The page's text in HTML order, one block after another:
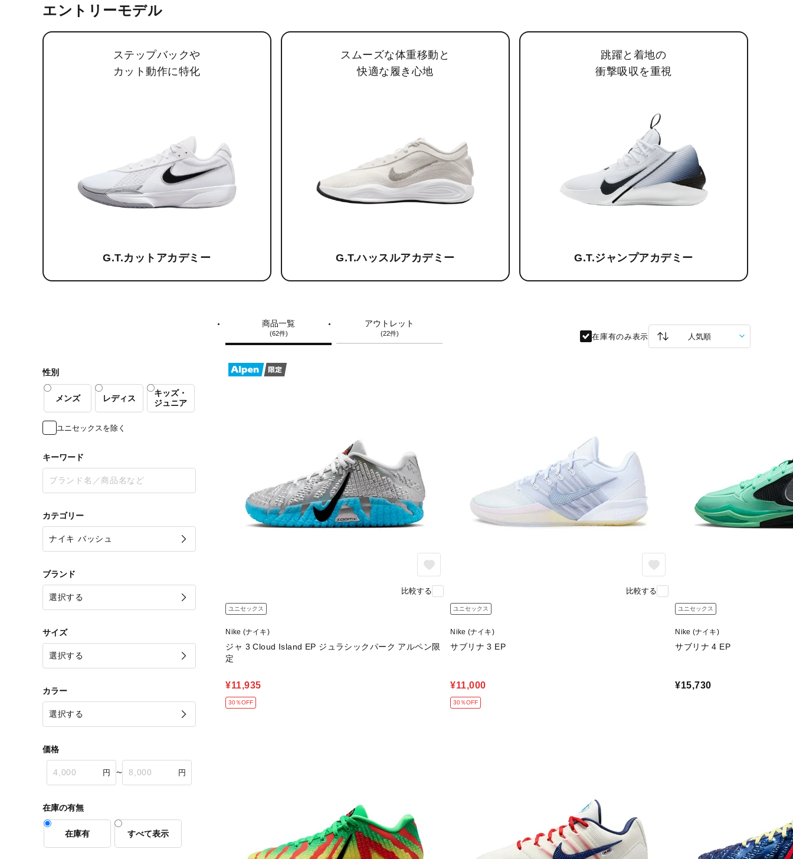
エントリーモデル
ステップバックや
カット動作に特化
G.T.カットアカデミー
スムーズな体重移動と
快適な履き心地
G.T.ハッスルアカデミー
跳躍と着地の
衝撃吸収を重視
G.T.ジャンプアカデミー
性別
メンズ レディス
キッズ・
ジュニア
ユニセックスを除く
キーワード
カテゴリー
ブランド
サイズ
カラー
価格
〜
在庫の有無
在庫有 すべて表示
商品一覧
(62件)
アウトレット
(22件) 在庫有のみ表示
比較する
ユニセックス
Nike (ナイキ)
ジャ 3 Cloud Island EP ジュラシックパーク アルペン限
定
¥11,935
30％OFF
比較する
ユニセックス
Nike (ナイキ)
サブリナ 3 EP
¥11,000
30％OFF
ユニセックス
Nike (ナイキ)
サブリナ 4 EP
¥15,730